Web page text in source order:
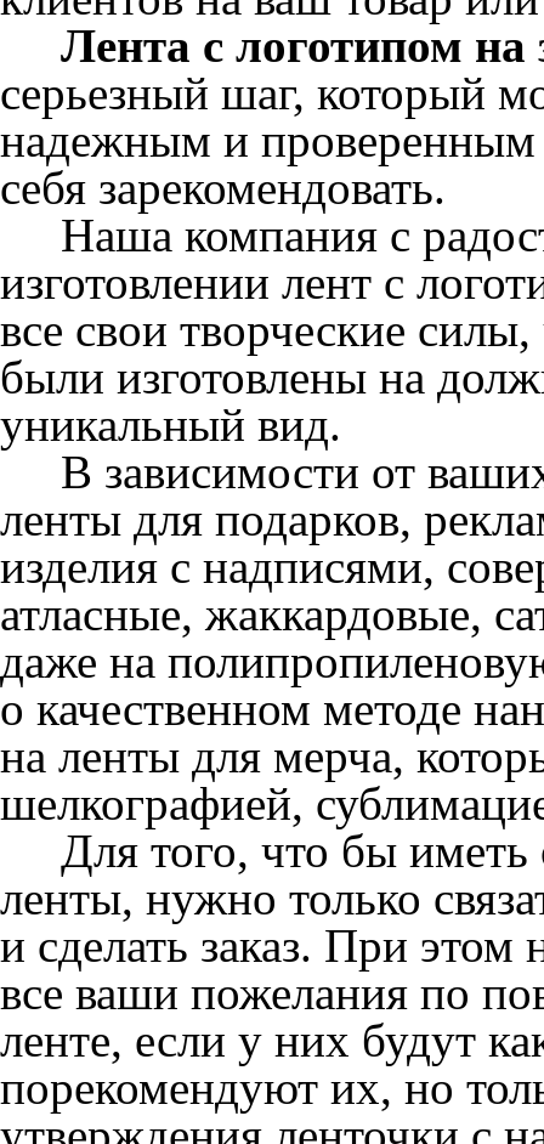
Лента с логотипом на
серьезный шаг, который
надежным и проверенным
себя зарекомендовать.
Наша компания с
изготовлении лент с
все свои творческие
были изготовлены на
уникальный вид.
В зависимости от
ленты для подарков,
изделия с надписями,
атласные, жаккардовые,
даже на
о качественном методе
на ленты для мерча,
шелкографией,
Для того, что бы иметь
ленты, нужно только
и сделать заказ. При
все ваши пожелания по
ленте, если у них будут
порекомендуют их, но